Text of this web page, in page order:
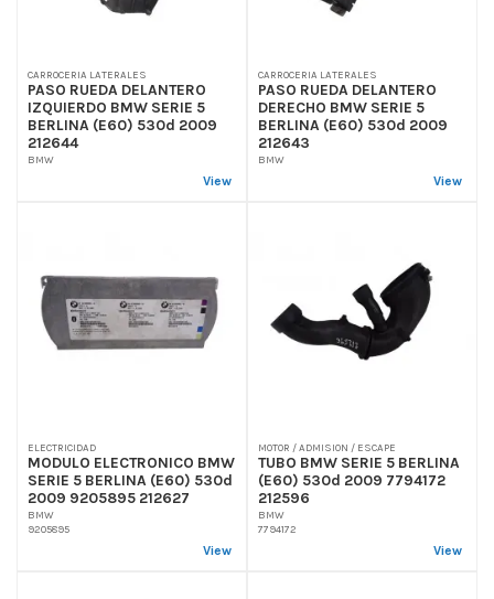
CARROCERIA LATERALES
PASO RUEDA DELANTERO
IZQUIERDO BMW SERIE 5
BERLINA (E60) 530d 2009
212644
BMW
View
CARROCERIA LATERALES
PASO RUEDA DELANTERO
DERECHO BMW SERIE 5
BERLINA (E60) 530d 2009
212643
BMW
View
ELECTRICIDAD
MODULO ELECTRONICO BMW
SERIE 5 BERLINA (E60) 530d
2009 9205895 212627
BMW
9205895
View
MOTOR / ADMISION / ESCAPE
TUBO BMW SERIE 5 BERLINA
(E60) 530d 2009 7794172
212596
BMW
7794172
View